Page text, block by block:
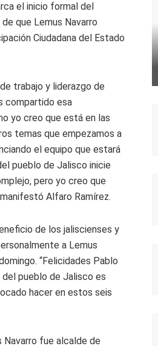
el inicio formal del
que Lemus Navarro
Ciudadana del Estado
trabajo y liderazgo de
compartido esa
yo creo que está en las
temas que empezamos a
el equipo que estará
pueblo de Jalisco inicie
pero yo creo que
Alfaro Ramírez.
de los jaliscienses y
a Lemus
“Felicidades Pablo
pueblo de Jalisco es
hacer en estos seis
Navarro fue alcalde de